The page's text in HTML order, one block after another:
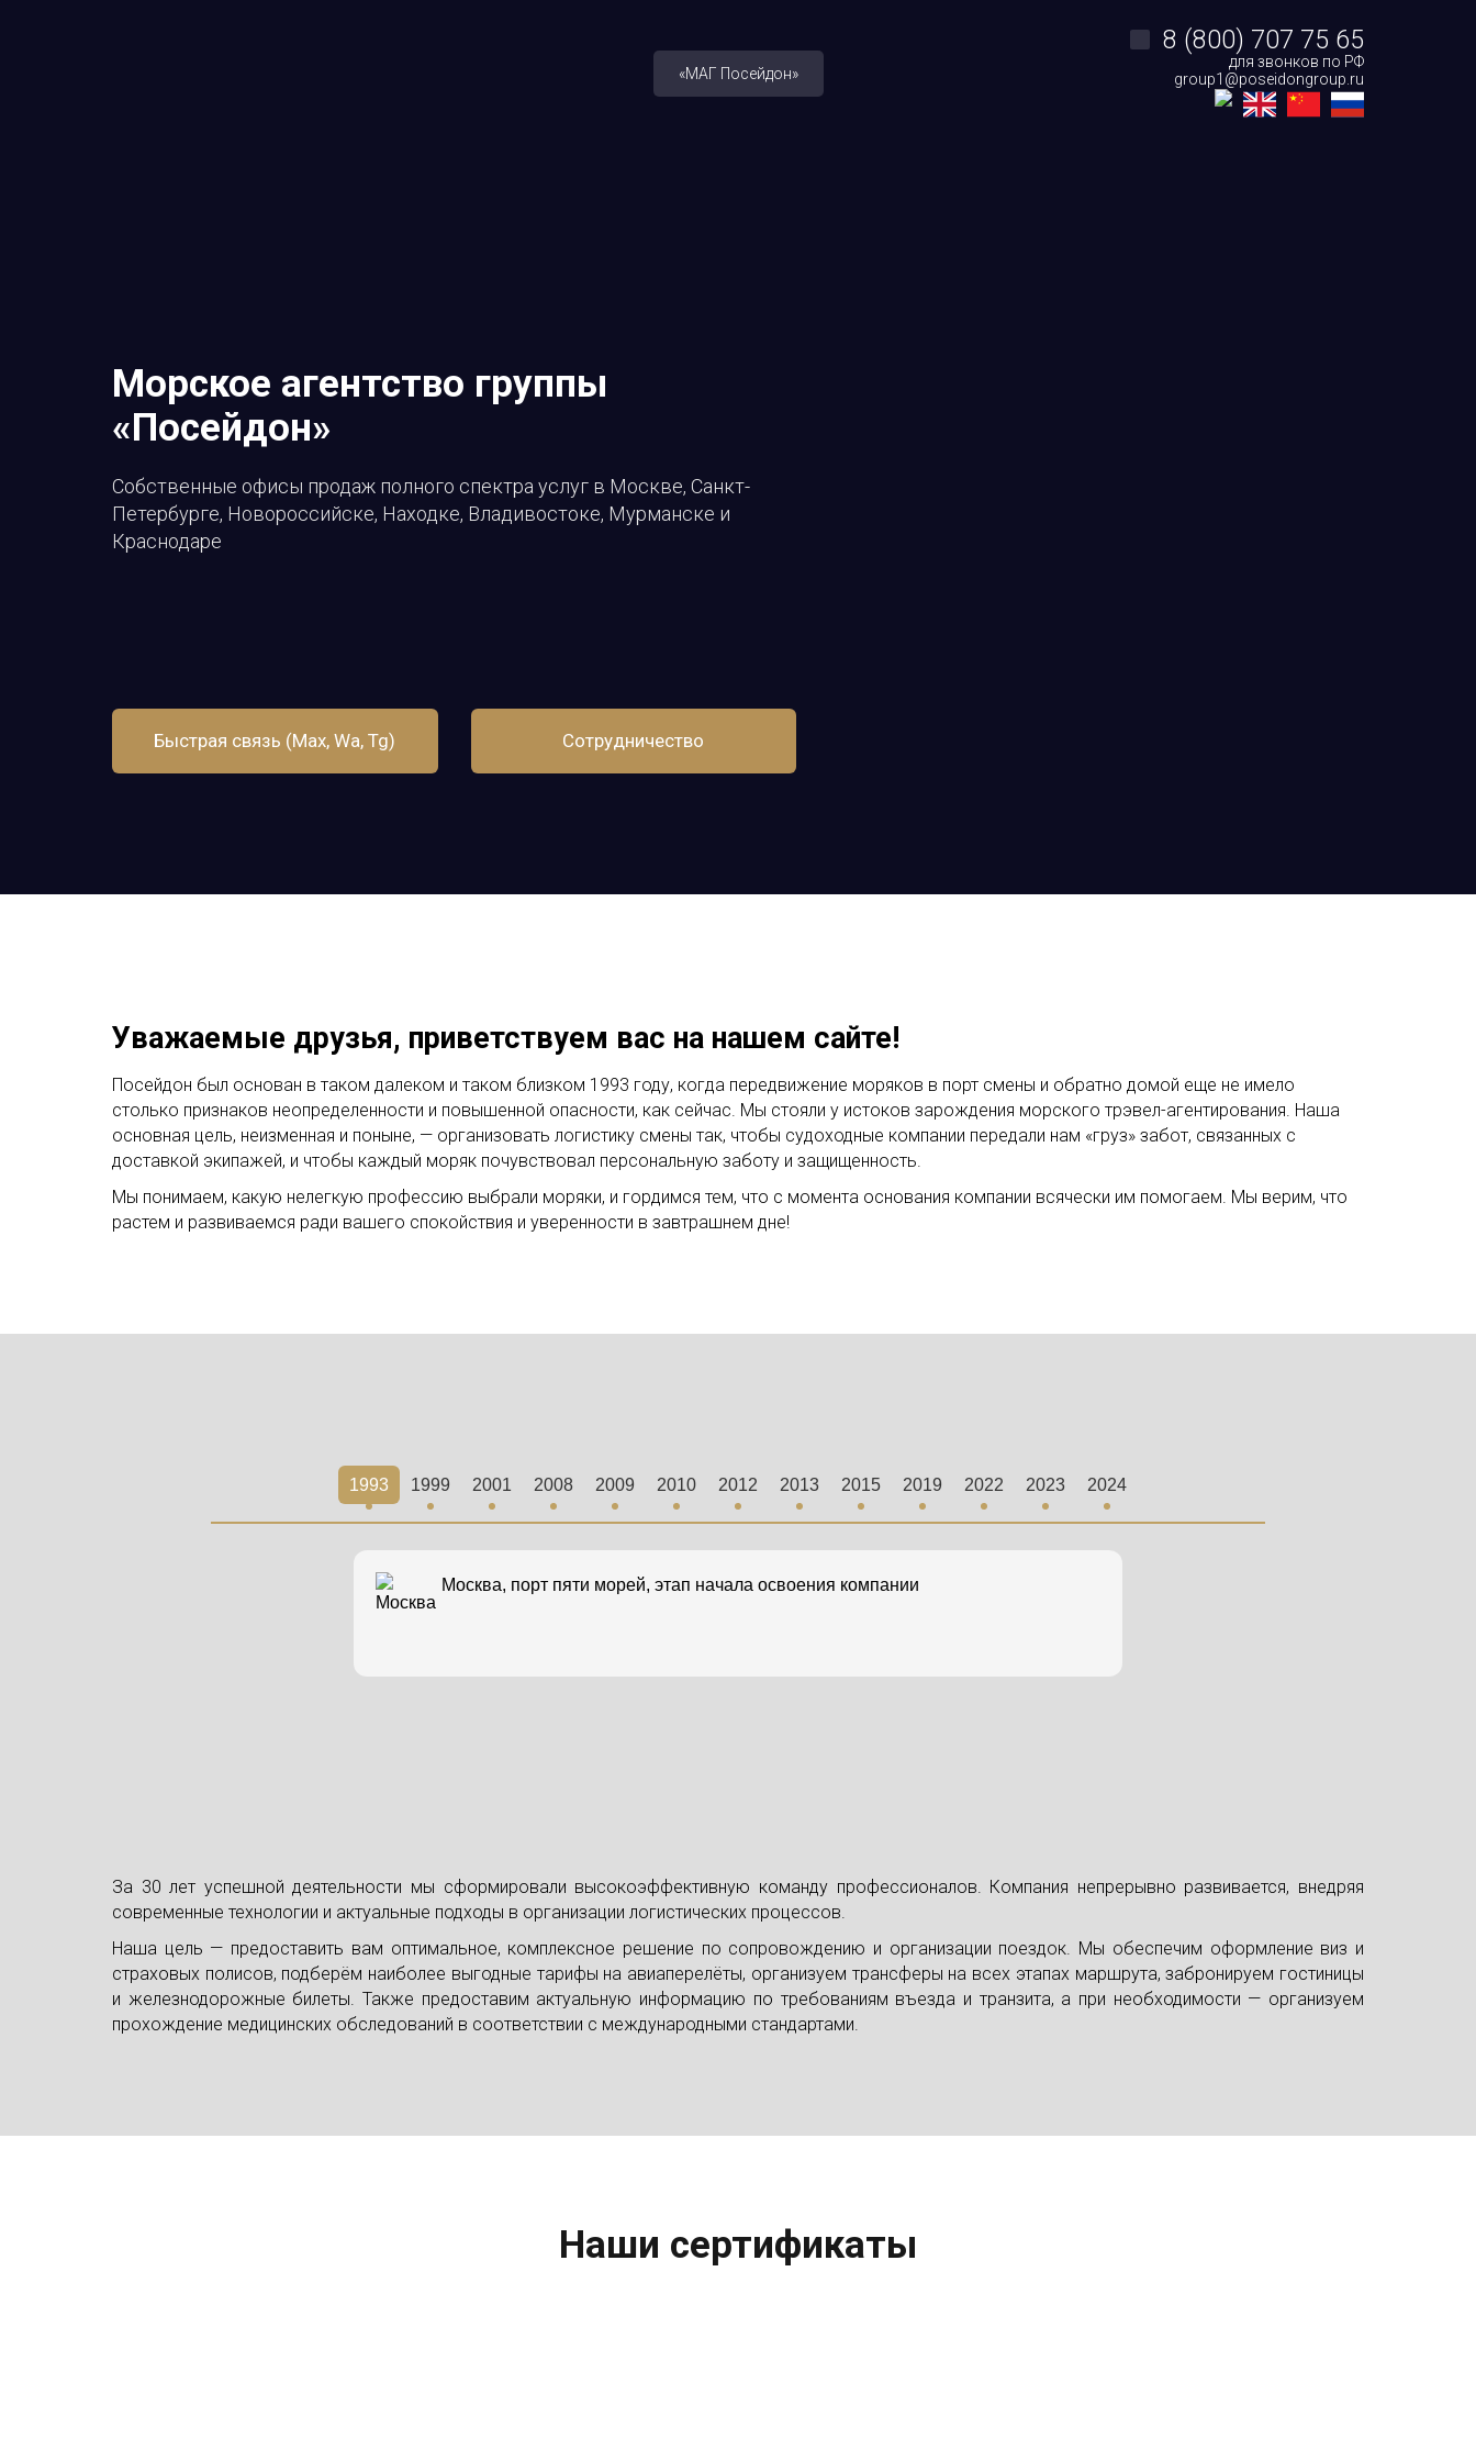
«МАГ Посейдон»
8 (800) 707 75 65
для звонков по РФ
group1@poseidongroup.ru
Морское агентство группы
«Посейдон»
Cобственные офисы продаж полного спектра услуг в Москве, Санкт-
Петербурге, Новороссийске, Находке, Владивостоке, Мурманске и
Краснодаре
Быстрая связь (Max, Wa, Tg) Сотрудничество
Уважаемые друзья, приветствуем вас на нашем сайте!
Посейдон был основан в таком далеком и таком близком 1993 году, когда передвижение моряков в порт смены и обратно домой еще не имело
столько признаков неопределенности и повышенной опасности, как сейчас. Мы стояли у истоков зарождения морского трэвел-агентирования. Наша
основная цель, неизменная и поныне, — организовать логистику смены так, чтобы судоходные компании передали нам «груз» забот, связанных с
доставкой экипажей, и чтобы каждый моряк почувствовал персональную заботу и защищенность.
Мы понимаем, какую нелегкую профессию выбрали моряки, и гордимся тем, что с момента основания компании всячески им помогаем. Мы верим, что
растем и развиваемся ради вашего спокойствия и уверенности в завтрашнем дне!
1993 1999 2001 2008 2009 2010 2012 2013 2015 2019 2022 2023 2024
Москва, порт пяти морей, этап начала освоения компании
За 30 лет успешной деятельности мы сформировали высокоэффективную команду профессионалов. Компания непрерывно развивается, внедряя
современные технологии и актуальные подходы в организации логистических процессов.
Наша цель — предоставить вам оптимальное, комплексное решение по сопровождению и организации поездок. Мы обеспечим оформление виз и
страховых полисов, подберём наиболее выгодные тарифы на авиаперелёты, организуем трансферы на всех этапах маршрута, забронируем гостиницы
и железнодорожные билеты. Также предоставим актуальную информацию по требованиям въезда и транзита, а при необходимости — организуем
прохождение медицинских обследований в соответствии с международными стандартами.
Наши сертификаты